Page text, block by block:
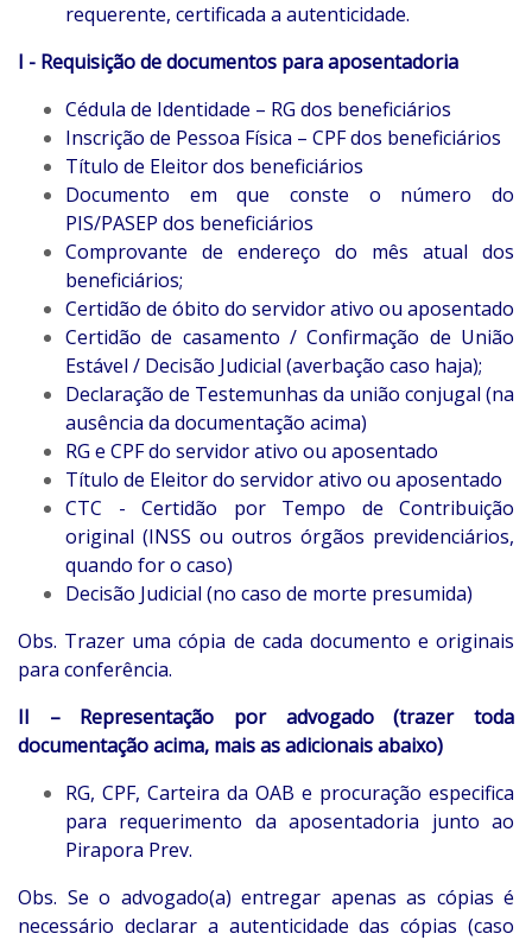
requerente, certificada a autenticidade.
I - Requisição de documentos para aposentadoria
Cédula de Identidade – RG dos beneficiários
Inscrição de Pessoa Física – CPF dos beneficiários
Título de Eleitor dos beneficiários
Documento em que conste o número do
PIS/PASEP dos beneficiários
Comprovante de endereço do mês atual dos
beneficiários;
Certidão de óbito do servidor ativo ou aposentado
Certidão de casamento / Confirmação de União
Estável / Decisão Judicial (averbação caso haja);
Declaração de Testemunhas da união conjugal (na
ausência da documentação acima)
RG e CPF do servidor ativo ou aposentado
Título de Eleitor do servidor ativo ou aposentado
CTC - Certidão por Tempo de Contribuição
original (INSS ou outros órgãos previdenciários,
quando for o caso)
Decisão Judicial (no caso de morte presumida)
Obs. Trazer uma cópia de cada documento e originais
para conferência.
II – Representação por advogado (trazer toda
documentação acima, mais asadicionais abaixo)
RG, CPF, Carteira da OAB e procuração especifica
para requerimento da aposentadoria junto ao
Pirapora Prev.
Obs. Se o advogado(a) entregar apenas as cópias é
necessário declarar a autenticidade das cópias (caso